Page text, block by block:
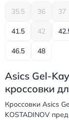
35.5 36 37
41.5 42
46.5 48
Asics Gel-
кроссовки
Кроссовки Asics
KOSTADINOV